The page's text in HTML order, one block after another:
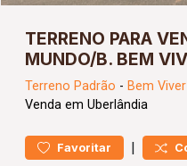
TERRENO PARA
MUNDO/B. BEM
Terreno Padrão - Bem Viver
Venda em Uberlândia
Favoritar |